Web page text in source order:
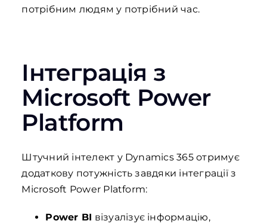
потрібним людям у потрібний час.
Інтеграція з
Microsoft Power
Platform
Штучний інтелект у Dynamics 365 отримує
додаткову потужність завдяки інтеграції з
Microsoft Power Platform:
Power BI візуалізує інформацію,